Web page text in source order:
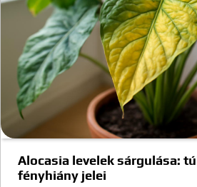
Alocasia levelek sárgulása:
fényhiány jelei